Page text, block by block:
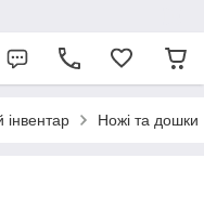
інвентар Ножі та дошки